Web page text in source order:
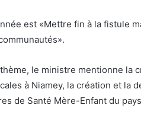
est «Mettre fin à la fistule
le ministre mentionne la
à Niamey, la création et la
de Santé Mère-Enfant du